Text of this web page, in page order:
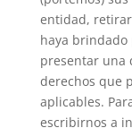
entidad,
haya brindado
presentar una
derechos que
aplicables.
escribirnos a